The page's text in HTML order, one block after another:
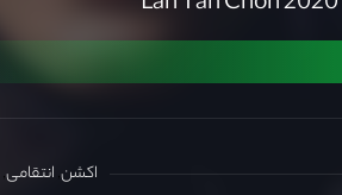
اکشن انتقامی